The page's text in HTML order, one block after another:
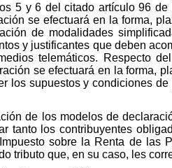
5 y 6 del citado artículo 96 de
se efectuará en la forma,
de modalidades
y justificantes que deben
telemáticos. Respecto
se efectuará en la forma,
los supuestos y condiciones
de los modelos de
tanto los contribuyentes
sobre la Renta de las
tributo que, en su caso, les